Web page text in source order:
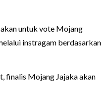
untuk vote Mojang
instragam berdasarkan
finalis Mojang Jajaka akan